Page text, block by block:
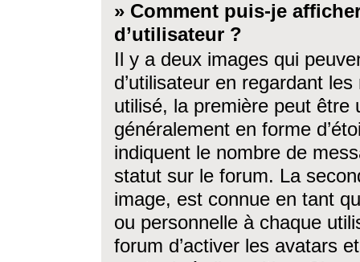
» Comment puis-je
d’utilisateur ?
Il y a deux images qui
d’utilisateur en regardant
utilisé, la première peut être
généralement en forme
indiquent le nombre de
statut sur le forum. La
image, est connue en tant
ou personnelle à chaque
forum d’activer les avatars